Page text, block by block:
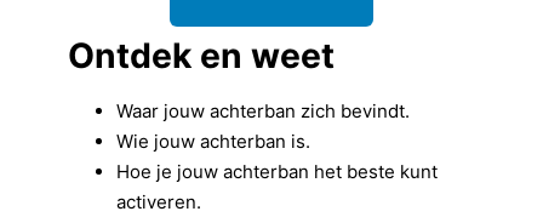
Ontdek en weet
Waar jouw achterban zich bevindt.
Wie jouw achterban is.
Hoe je jouw achterban het beste kunt
activeren.